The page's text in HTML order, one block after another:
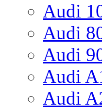
Audi
Audi
Audi
Audi
Audi